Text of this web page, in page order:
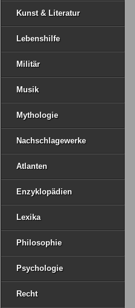
Kunst & Literatur
Lebenshilfe
Militär
Musik
Mythologie
Nachschlagewerke
Atlanten
Enzyklopädien
Lexika
Philosophie
Psychologie
Recht